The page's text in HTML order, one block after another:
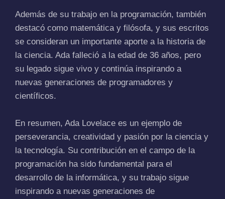
Además de su trabajo en la programación, también
destacó como matemática y filósofa, y sus escritos
se consideran un importante aporte a la historia de
la ciencia. Ada falleció a la edad de 36 años, pero
su legado sigue vivo y continúa inspirando a
nuevas generaciones de programadores y
científicos.
En resumen, Ada Lovelace es un ejemplo de
perseverancia, creatividad y pasión por la ciencia y
la tecnología. Su contribución en el campo de la
programación ha sido fundamental para el
desarrollo de la informática, y su trabajo sigue
inspirando a nuevas generaciones de